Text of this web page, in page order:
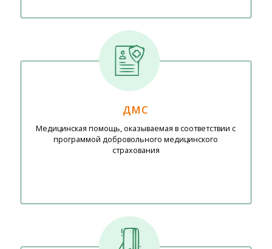
ДМС
Медицинская помощь, оказываемая в соответствии с
программой добровольного медицинского
страхования